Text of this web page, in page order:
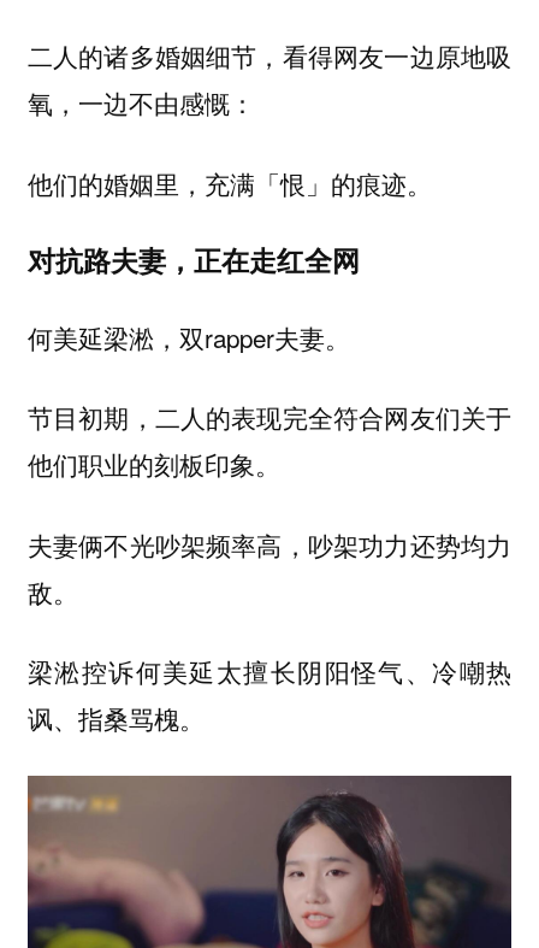
二人的诸多婚姻细节，看得网友一边原地吸
氧，一边不由感慨：
他们的婚姻里，充满「恨」的痕迹。
对抗路夫妻，正在走红全网
何美延梁淞，双rapper夫妻。
节目初期，二人的表现完全符合网友们关于
他们职业的刻板印象。
夫妻俩不光吵架频率高，吵架功力还势均力
敌。
梁淞控诉何美延太擅长阴阳怪气、冷嘲热
讽、指桑骂槐。